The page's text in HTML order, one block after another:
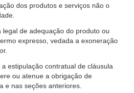
dos produtos e serviços não o
legal de adequação do produto ou
expresso, vedada a exoneração
a estipulação contratual de cláusula
ou atenue a obrigação de
e nas seções anteriores.